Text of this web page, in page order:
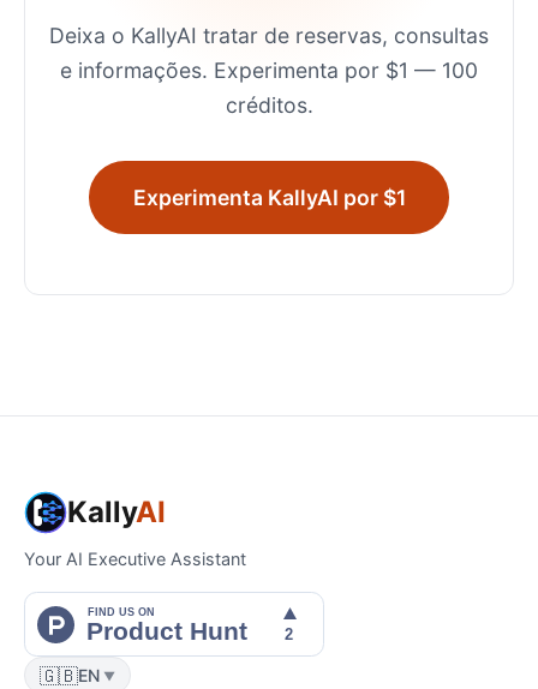
Deixa o KallyAI tratar de reservas, consultas
e informações. Experimenta por $1 — 100
créditos.
Experimenta KallyAI por $1
KallyAI
Your AI Executive Assistant
🇬🇧EN ▼